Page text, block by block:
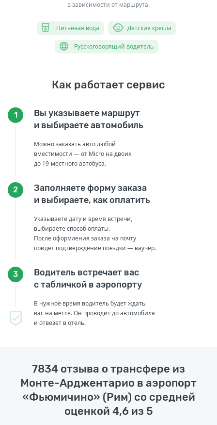
в зависимости от маршрута.
Питьевая вода Детские кресла
Русскоговорящий водитель
Как работает сервис
1
Вы указываете маршрут
и выбираете автомобиль
Можно заказать авто любой
вместимости — от Micro на двоих
до 19-местного автобуса.
2
Заполняете форму заказа
и выбираете, как оплатить
Указываете дату и время встречи,
выбираете способ оплаты.
После оформления заказа на почту
придет подтверждение поездки — ваучер.
3
Водитель встречает вас
с табличкой в аэропорту
В нужное время водитель будет ждать
вас на месте. Он проводит до автомобиля
и отвезет в отель.
7834 отзыва о трансфере из
Монте-Арджентарио в аэропорт
«Фьюмичино» (Рим) со средней
оценкой 4,6 из 5